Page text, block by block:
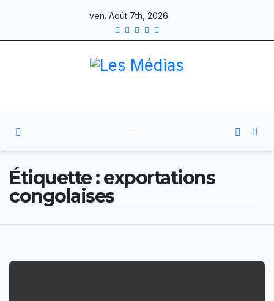
ven. Août 7th, 2026
Étiquette :exportations
congolaises